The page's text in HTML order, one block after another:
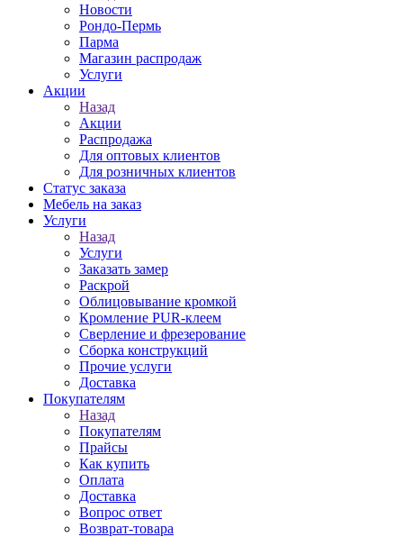
Новости
Рондо-Пермь
Парма
Магазин распродаж
Услуги
Акции
Назад
Акции
Распродажа
Для оптовых клиентов
Для розничных клиентов
Статус заказа
Мебель на заказ
Услуги
Назад
Услуги
Заказать замер
Раскрой
Облицовывание кромкой
Кромление PUR-клеем
Сверление и фрезерование
Сборка конструкций
Прочие услуги
Доставка
Покупателям
Назад
Покупателям
Прайсы
Как купить
Оплата
Доставка
Вопрос ответ
Возврат-товара